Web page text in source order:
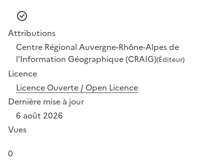
Attributions
Centre Régional Auvergne-Rhône-Alpes de
l'Information Géographique (CRAIG)(Éditeur)
Licence
Licence Ouverte / Open Licence
Dernière mise à jour
6 août 2026
Vues
0